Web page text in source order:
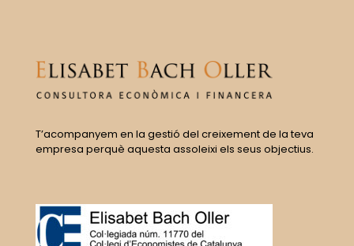
T’acompanyem en la gestió del creixement de la teva
empresa perquè aquesta assoleixi els seus objectius.